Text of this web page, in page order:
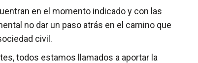
en el momento indicado y con las
no dar un paso atrás en el camino que
civil.
todos estamos llamados a aportar la